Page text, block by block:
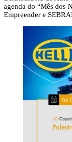
agenda do “Mês dos
Empreender e